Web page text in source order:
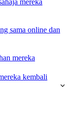
mereka
sama online dan
mereka
kembali